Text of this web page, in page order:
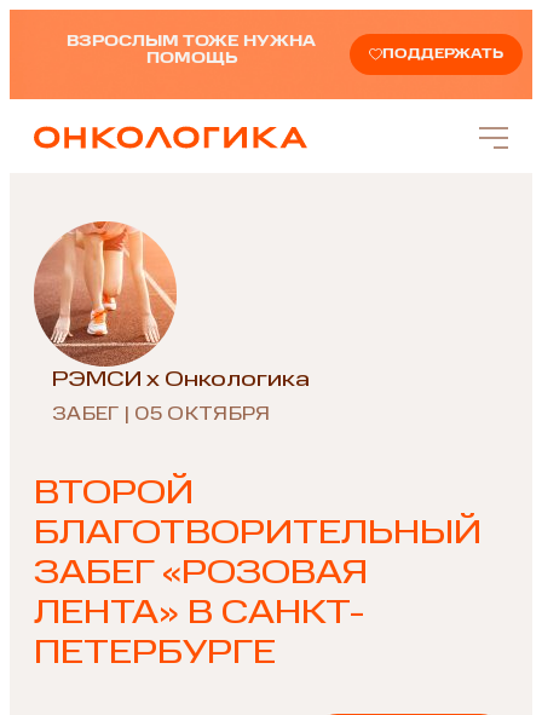
ВЗРОСЛЫМ ТОЖЕ НУЖНА
ПОМОЩЬ
ПОДДЕРЖАТЬ
РЭМСИ x Онкологика
ЗАБЕГ | 05 ОКТЯБРЯ
ВТОРОЙ
БЛАГОТВОРИТЕЛЬНЫЙ
ЗАБЕГ «РОЗОВАЯ
ЛЕНТА» В САНКТ-
ПЕТЕРБУРГЕ